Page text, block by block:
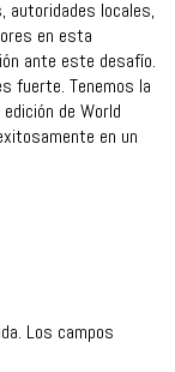
autoridades locales,
en esta
ante este desafío.
fuerte. Tenemos la
de World
en un
Los campos